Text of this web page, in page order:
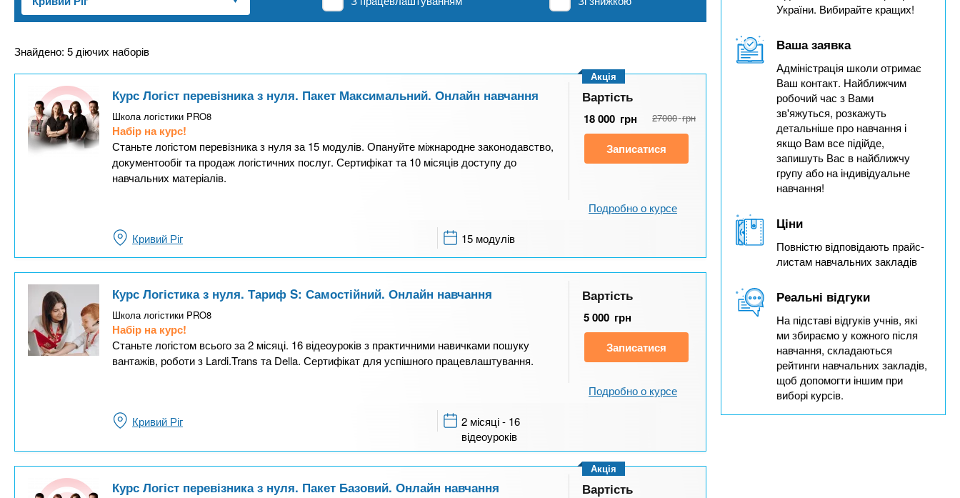
n
t
s
f
o
и
х
з
а
Знайдено: 5 діючих наборів
Курс Логіст перевізника з нуля. Пакет Максимальний. Онлайн навчання
Школа логістики PRO8
Набір на курс!
Станьте логістом перевізника з нуля за 15 модулів. Опануйте міжнародне законодавство,
документообіг та продаж логістичних послуг. Сертифікат та 10 місяців доступу до
навчальних матеріалів.
Акція
Вартість
18 000 грн 27000 грн
Записатися
Подробно о курсе
Кривий Ріг 15 модулів
Курс Логістика з нуля. Тариф S: Самостійний. Онлайн навчання
Школа логістики PRO8
Набір на курс!
Станьте логістом всього за 2 місяці. 16 відеоуроків з практичними навичками пошуку
вантажів, роботи з Lardi.Trans та Della. Сертифікат для успішного працевлаштування.
Вартість
5 000 грн
Записатися
Подробно о курсе
Кривий Ріг
2 місяці - 16
відеоуроків
Курс Логіст перевізника з нуля. Пакет Базовий. Онлайн навчання
Акція
Вартість
України. Вибирайте кращих!
Ваша заявка
Адміністрація школи отримає
Ваш контакт. Найближчим
робочий час з Вами
зв'яжуться, розкажуть
детальніше про навчання і
якщо Вам все підійде,
запишуть Вас в найближчу
групу або на індивідуальне
навчання!
Ціни
Повністю відповідають прайс-
листам навчальних закладів
Реальні відгуки
На підставі відгуків учнів, які
ми збираємо у кожного після
навчання, складаються
рейтинги навчальних закладів,
щоб допомогти іншим при
виборі курсів.